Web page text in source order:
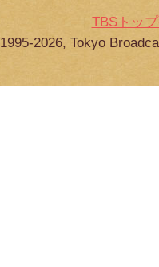
｜ TBSトッ
1995-2026, Tokyo